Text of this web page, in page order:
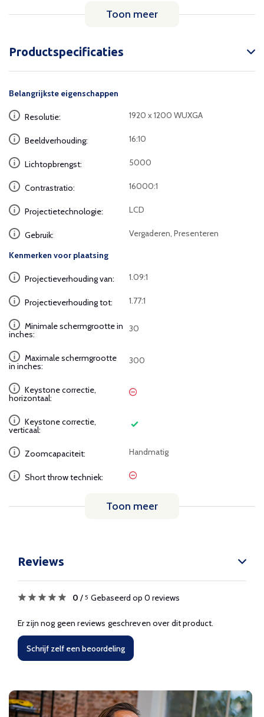
Toon meer
Productspecificaties
Belangrijkste eigenschappen
Resolutie: 1920 x 1200 WUXGA
Beeldverhouding: 16:10
Lichtopbrengst: 5000
Contrastratio: 16000:1
Projectietechnologie: LCD
Gebruik: Vergaderen, Presenteren
Kenmerken voor plaatsing
Projectieverhouding van: 1.09:1
Projectieverhouding tot: 1.77:1
Minimale schermgrootte in
inches:
30
Maximale schermgrootte
in inches:
300
Keystone correctie,
horizontaal:
Keystone correctie,
verticaal:
Zoomcapaciteit: Handmatig
Short throw techniek:
Toon meer
Reviews
0 / 5 Gebaseerd op 0 reviews
Er zijn nog geen reviews geschreven over dit product.
Schrijf zelf een beoordeling